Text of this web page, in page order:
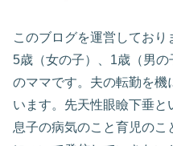
このブログを運営しており
5歳（女の子）、1歳（男
のママです。夫の転勤を機
います。先天性眼瞼下垂と
息子の病気のこと育児の